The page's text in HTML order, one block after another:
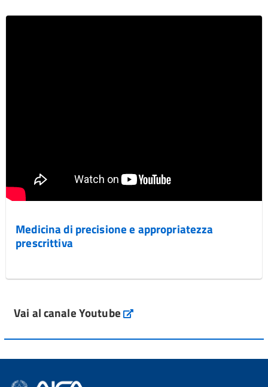
Medicina di precisione e appropriatezza
prescrittiva
Vai al canale Youtube